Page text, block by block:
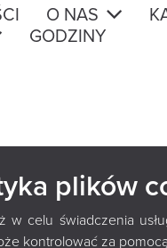
plików
w celu świadczenia
kontrolować za
O NAS
GODZINY